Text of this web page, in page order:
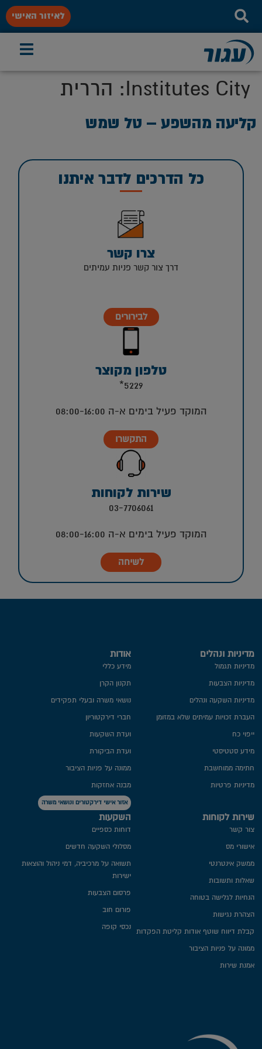
לאיזור האישי
Institutes City: הררית
קליעה מהשפע – טל שמש
כל הדרכים לדבר איתנו
צרו קשר
דרך צור קשר פניות עמיתים
לבירורים
טלפון מקוצר
5229*
המוקד פעיל בימים א-ה 08:00-16:00
התקשרו
שירות לקוחות
03-7706061
המוקד פעיל בימים א-ה 08:00-16:00
לשיחה
אודות
מידע כללי
תקנון הקרן
נושאי משרה ובעלי תפקידים
חברי דירקטוריון
ועדת השקעות
ועדת הביקורת
ממונה על פניות הציבור
מבנה אחזקות
אזור אישי דירקטורים ונושאי משרה
מדיניות ונהלים
מדיניות תגמול
מדיניות הצבעות
מדיניות השקעה ונהלים
העברת זכויות עמיתים שלא במזומן
ייפוי כח
מידע סטטיסטי
חתימה ממוחשבת
מדיניות פרטיות​
השקעות
דוחות כספיים
מסלולי השקעה חדשים
תשואה על מרכיביה, דמי ניהול והוצאות
ישירות
פרסום הצבעות
פורום חוב
נכסי קופה
שירות לקוחות
צור קשר
אישורי מס
ממשק אינטרנטי
שאלות ותשובות
הנחיות לגלישה בטוחה
הצהרת נגישות
קבלת דיווח שוטף אודות קליטת הפקדות
ממונה על פניות הציבור
אמנת שירות